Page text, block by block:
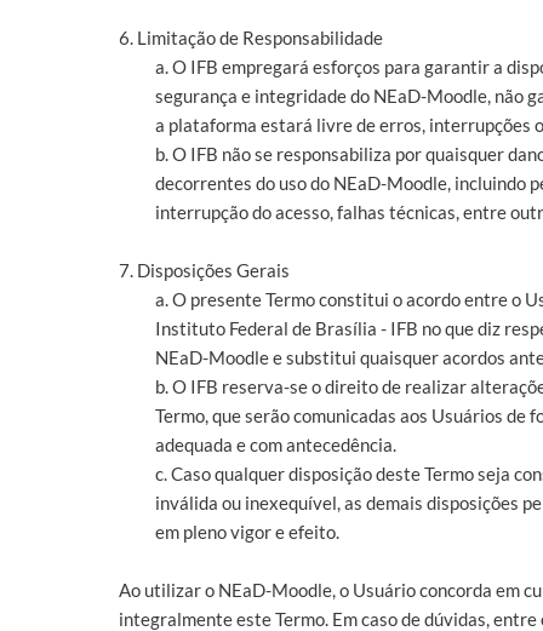
6. Limitação de Responsabilidade
a. O IFB empregará esforços para garantir a
segurança e integridade do NEaD-Moodle, não
a plataforma estará livre de erros, interrupções
b. O IFB não se responsabiliza por quaisquer
decorrentes do uso do NEaD-Moodle, incluindo
interrupção do acesso, falhas técnicas, entre
7. Disposições Gerais
a. O presente Termo constitui o acordo entre o
Instituto Federal de Brasília - IFB no que diz
NEaD-Moodle e substitui quaisquer acordos
b. O IFB reserva-se o direito de realizar
Termo, que serão comunicadas aos Usuários de
adequada e com antecedência.
c. Caso qualquer disposição deste Termo seja
inválida ou inexequível, as demais disposições
em pleno vigor e efeito.
Ao utilizar o NEaD-Moodle, o Usuário concorda em
integralmente este Termo. Em caso de dúvidas,